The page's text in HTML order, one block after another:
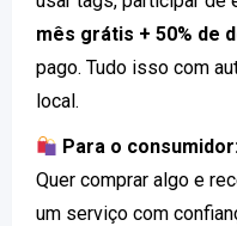
mês grátis + 50% de
pago. Tudo isso com
local.
Para o
Quer comprar algo e
um serviço com